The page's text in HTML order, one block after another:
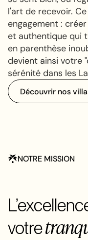
l'art de recevoir.
engagement :
et authentique qui
en parenthèse
devient ainsi votre
sérénité dans les
D
D
é
é
c
c
o
o
u
u
v
v
r
r
i
i
r
r
n
n
o
o
s
s
v
v
i
i
l
l
l
l
a
a
NOTRE MISSION
votre